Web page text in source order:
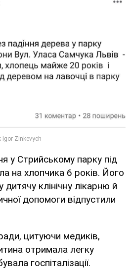
у Стрийському парку під
на хлопчика 6 років. Його
клінічну лікарню й
допомоги відпустили
цитуючи медиків,
отримала легку
госпіталізації.